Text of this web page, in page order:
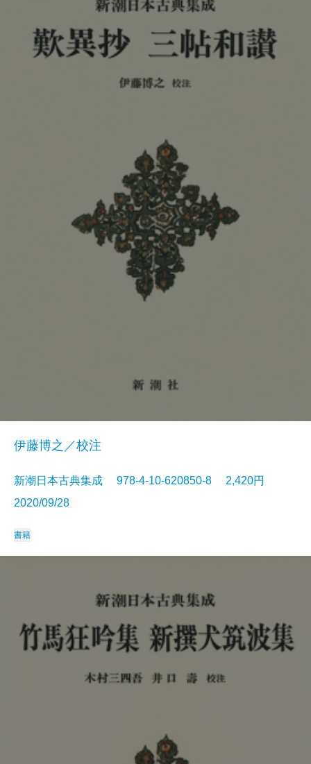
伊藤博之／校注
新潮日本古典集成 978-4-10-620850-8 2,420円
2020/09/28
書籍